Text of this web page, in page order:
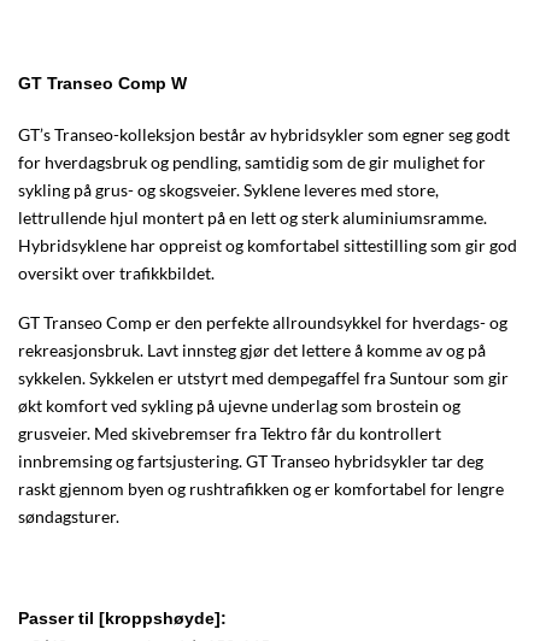
GT Transeo Comp W
GT’s Transeo-kolleksjon består av hybridsykler som egner seg godt
for hverdagsbruk og pendling, samtidig som de gir mulighet for
sykling på grus- og skogsveier. Syklene leveres med store,
lettrullende hjul montert på en lett og sterk aluminiumsramme.
Hybridsyklene har oppreist og komfortabel sittestilling som gir god
oversikt over trafikkbildet.
GT Transeo Comp er den perfekte allroundsykkel for hverdags- og
rekreasjonsbruk. Lavt innsteg gjør det lettere å komme av og på
sykkelen. Sykkelen er utstyrt med dempegaffel fra Suntour som gir
økt komfort ved sykling på ujevne underlag som brostein og
grusveier. Med skivebremser fra Tektro får du kontrollert
innbremsing og fartsjustering. GT Transeo hybridsykler tar deg
raskt gjennom byen og rushtrafikken og er komfortabel for lengre
søndagsturer.
Passer til [kroppshøyde]: